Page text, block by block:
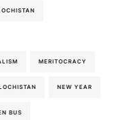
MERITOCRACY
NEW YEAR
BUS